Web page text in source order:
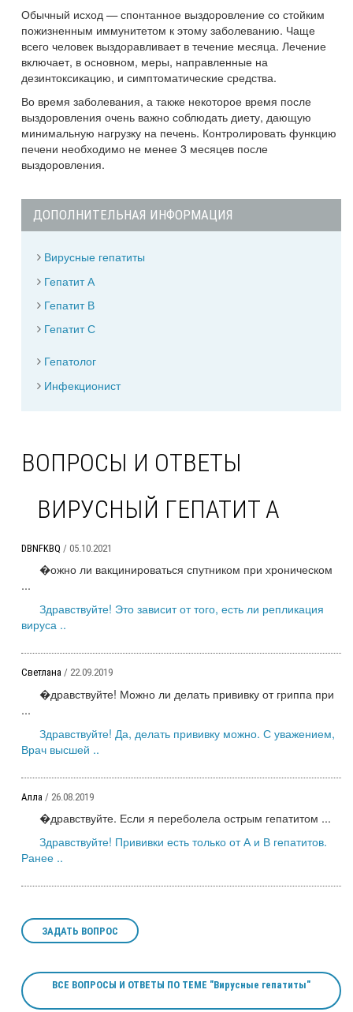
Обычный исход — спонтанное выздоровление со стойким
пожизненным иммунитетом к этому заболеванию. Чаще
всего человек выздоравливает в течение месяца. Лечение
включает, в основном, меры, направленные на
дезинтоксикацию, и симптоматические средства.
Во время заболевания, а также некоторое время после
выздоровления очень важно соблюдать диету, дающую
минимальную нагрузку на печень. Контролировать функцию
печени необходимо не менее 3 месяцев после
выздоровления.
ДОПОЛНИТЕЛЬНАЯ ИНФОРМАЦИЯ
Вирусные гепатиты
Гепатит А
Гепатит В
Гепатит С
Гепатолог
Инфекционист
ВОПРОСЫ И ОТВЕТЫ
ВИРУСНЫЙ ГЕПАТИТ А
DBNFKBQ / 05.10.2021
�ожно ли вакцинироваться спутником при хроническом
...
Здравствуйте! Это зависит от того, есть ли репликация
вируса ..
Светлана / 22.09.2019
�дравствуйте! Можно ли делать прививку от гриппа при
...
Здравствуйте! Да, делать прививку можно. С уважением,
Врач высшей ..
Алла / 26.08.2019
�дравствуйте. Если я переболела острым гепатитом ...
Здравствуйте! Прививки есть только от А и В гепатитов.
Ранее ..
ЗАДАТЬ ВОПРОС
ВСЕ ВОПРОСЫ И ОТВЕТЫ ПО ТЕМЕ "Вирусные гепатиты"